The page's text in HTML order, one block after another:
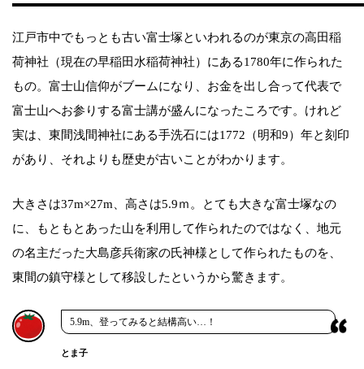
江戸市中でもっとも古い富士塚といわれるのが東京の高田稲
荷神社（現在の早稲田水稲荷神社）にある1780年に作られた
もの。富士山信仰がブームになり、お金を出し合って代表で
富士山へお参りする富士講が盛んになったころです。けれど
実は、東間浅間神社にある手洗石には1772（明和9）年と刻印
があり、それよりも歴史が古いことがわかります。
大きさは37m×27m、高さは5.9ｍ。とても大きな富士塚なの
に、もともとあった山を利用して作られたのではなく、地元
の名主だった大島彦兵衛家の氏神様として作られたものを、
東間の鎮守様として移設したというから驚きます。
5.9m、登ってみると結構高い…！
とま子